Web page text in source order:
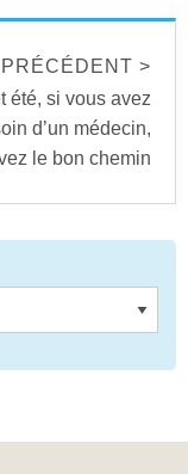
PRÉCÉDENT >
été, si vous avez
d’un médecin,
le bon chemin